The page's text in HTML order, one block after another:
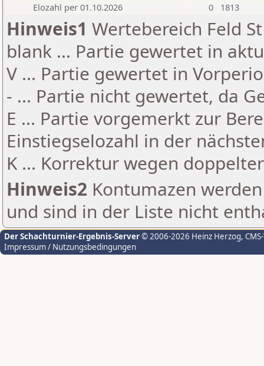
Elozahl per 01.10.2026
0 1813
Hinweis1 Wertebereich Feld
blank ... Partie gewertet in
V ... Partie gewertet in
- ... Partie nicht gewertet, da
E ... Partie vorgemerkt zur
Einstiegselozahl in der
K ... Korrektur wegen
Hinweis2 Kontumazen
und sind in der Liste nicht
Der Schachturnier-Ergebnis-Server© 2006-2026 Heinz Herzog,
Impressum / Nutzungsbedingungen